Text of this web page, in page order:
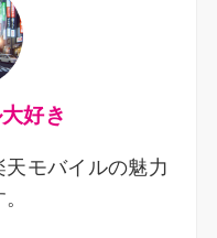
好き
モバイルの魅力